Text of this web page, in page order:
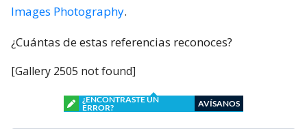
Images Photography.
¿Cuántas de estas referencias reconoces?
[Gallery 2505 not found]
¿ENCONTRASTE UN
ERROR?
AVÍSANOS